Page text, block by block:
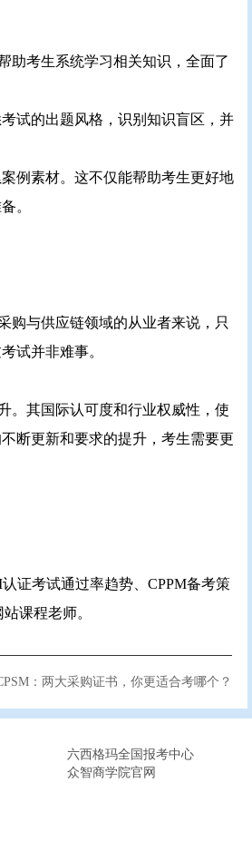
助考生系统学习相关知识，全面了
试的出题风格，识别知识盲区，并
例素材。这不仅能帮助考生更好地
。
购与供应链领域的从业者来说，只
试并非难事。
。其国际认可度和行业权威性，使
断更新和要求的提升，考生需要更
证考试通过率趋势、CPPM备考策
课程老师。
：两大采购证书，你更适合考哪个？
六西格玛全国报考中心
众智商学院官网